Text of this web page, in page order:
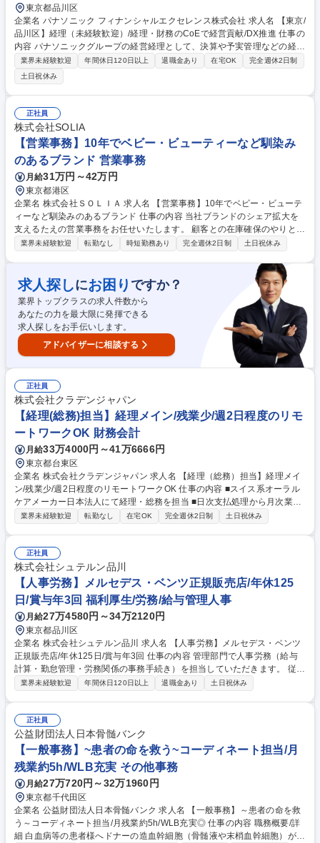
東京都品川区
企業名 パナソニック フィナンシャルエクセレンス株式会社 求人名 【東京/
品川区】経理（未経験歓迎）/経理・財務のCoEで経営貢献/DX推進 仕事の
内容 パナソニックグループの経営経理として、決算や予実管理などの経理
業務から、ＤＸ・ＡＩを活用した業務プロセス改善、経営管理の支援まで
幅広く担当。 ・経理・会計業務（決算、工場会計、予実・資金管理等）
・業務プロセス改善（ＤＸ・ＡＩ活用の業務効率化） ・事業戦略支援（目
標策定の基礎業務等） ・内部統制、経営分析、経営管理など 専門性を高
めながら、業務改善や周囲との連携においてリーダーシップを発揮し、将
来的にはチームを牽引する役割を担っていただきます。 募集職種 【東京/
品川区】経理（未経験歓迎）/経理・財務のCoEで経営貢献/DX推進
業界未経験歓迎 年間休日120日以上 退職金あり 在宅OK
完全週休2日制
土日祝休み
正社員
株式会社SOLIA
【営業事務】10年でベビー・ビューティーなど馴染み
のあるブランド 営業事務
月給31万円～42万円
東京都港区
企業名 株式会社ＳＯＬＩＡ 求人名 【営業事務】10年でベビー・ビューテ
ィーなど馴染みのあるブランド 仕事の内容 当社ブランドのシェア拡大を
支えるたえの営業事務をお任せいたします。 顧客との在庫確保のやりとり
や資料作成などが主な業務になります。 ■受発注データの入力・管理 ■納
からの製品、価格、納期に関する質問への応対や、社内連携。 ■営業活動
に随伴する資料作成の補助※主要顧客は大手ドラッグストア、ショッピン
グモール、大手量販店などになります。 【変更の範囲】業務内容の変更範
囲：会社の定める業務 募集職種 【営業事務】10年でベビー・ビューティ
ーなど馴染みのあるブランド
業界未経験歓迎 転勤なし 時短勤務あり 完全週休2日制 土日祝休み
求人探しにお困り ですか？
業界トップクラスの求人件数から
あなたの力を最大限に発揮できる
求人探しをお手伝いします。
アドバイザーに相談する
正社員
株式会社クラデンジャパン
【経理(総務)担当】経理メイン/残業少/週2日程度のリモ
ートワークOK 財務会計
月給33万4000円～41万6666円
東京都台東区
企業名 株式会社クラデンジャパン 求人名 【経理（総務）担当】経理メイ
ン/残業少/週2日程度のリモートワークOK 仕事の内容 ■スイス系オーラル
ケアメーカー日本法人にて経理・総務を担当 ■日次支払処理から月次業
務、会計事務所連携まで幅広くお任せ ■経理・総務が8：2くらいの業務量
程度） ■源泉税・住民税・立替経費支払、証憑管理 ■会計事務所との月次
連携・仕訳確認 ■電話（0～5件/日）・来客対応、備品管理など総務業務※
来客は業者の方がメイン/リモート勤務も多いので備品管理等の総務業務は
少なめ 募集職種 【経理（総務）担当】経理メイン/残業少/週2日程度のリ
モートワークOK
業界未経験歓迎 転勤なし 在宅OK 完全週休2日制 土日祝休み
正社員
株式会社シュテルン品川
【人事労務】メルセデス・ベンツ正規販売店/年休125
日/賞与年3回 福利厚生/労務/給与管理人事
月給27万4580円～34万2120円
東京都品川区
企業名 株式会社シュテルン品川 求人名 【人事労務】メルセデス・ベンツ
正規販売店/年休125日/賞与年3回 仕事の内容 管理部門で人事労務（給与
計算・勤怠管理・労務関係の事務手続き）を担当していただきます。 従業
員の人事管理に関わる業務を行う欠かせないポジションです。 【詳細】■
き：社保・雇用保険関係、労災・産育休関係、各給付金等■その他、人事
総務課全体としての業務もお任せします（郵便・社内便分配、報告書類受
付等） 募集職種 【人事労務】メルセデス・ベンツ正規販売店/年休125日/
賞与年3回
業界未経験歓迎 年間休日120日以上 退職金あり 土日祝休み
正社員
公益財団法人日本骨髄バンク
【一般事務】~患者の命を救う~コーディネート担当/月
残業約5h/WLB充実 その他事務
月給27万720円～32万1960円
東京都千代田区
企業名 公益財団法人日本骨髄バンク 求人名 【一般事務】～患者の命を救
う～コーディネート担当/月残業約5h/WLB充実◎ 仕事の内容 職務概要/詳
細 白血病等の患者様へドナーの造血幹細胞（骨髄液や末梢血幹細胞）が移